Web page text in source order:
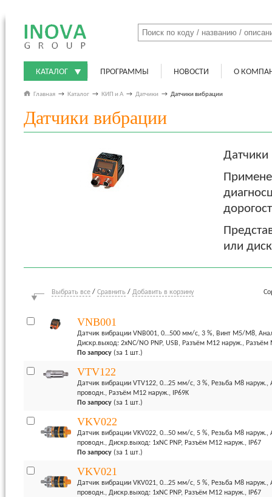
КАТАЛОГ ПРОГРАММЫ НОВОСТИ О
Главная → Каталог → КИП и А → Датчики → Датчики вибрации
Датчики вибрации
Датчики
или
Выбрать все / Сравнить / Добавить в корзину
VNB001
Датчик вибрации VNB001, 0…500 мм/с, 3 %, Винт М5/М8,
Дискр.выход: 2хNC/NO PNP, USB, Разъём M12 наруж., Разъём
По запросу (за 1 шт.)
VTV122
Датчик вибрации VTV122, 0…25 мм/с, 3 %, Резьба М8 наруж.,
проводн., Разъём M12 наруж., IP69K
По запросу (за 1 шт.)
VKV022
Датчик вибрации VKV022, 0…50 мм/с, 5 %, Резьба М8 наруж.,
проводн., Дискр.выход: 1xNC PNP, Разъём M12 наруж., IP67
По запросу (за 1 шт.)
VKV021
Датчик вибрации VKV021, 0…25 мм/с, 5 %, Резьба М8 наруж.,
проводн., Дискр.выход: 1xNC PNP, Разъём M12 наруж., IP67